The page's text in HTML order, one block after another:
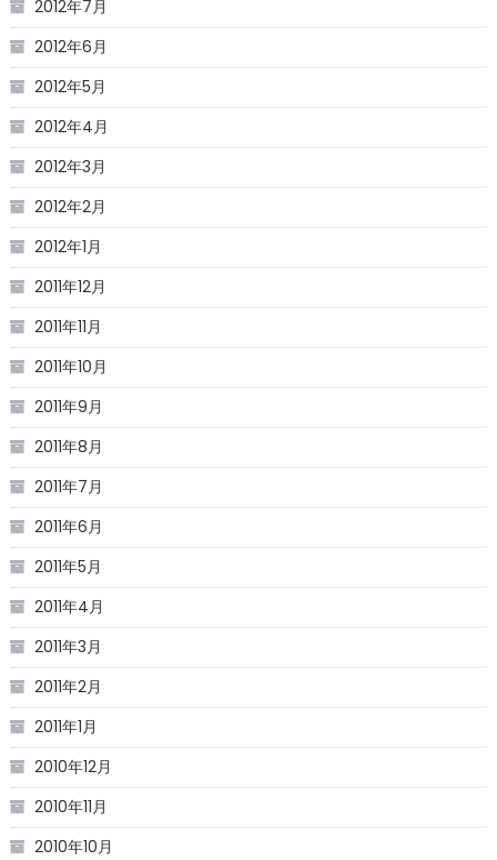
2012年7月
2012年6月
2012年5月
2012年4月
2012年3月
2012年2月
2012年1月
2011年12月
2011年11月
2011年10月
2011年9月
2011年8月
2011年7月
2011年6月
2011年5月
2011年4月
2011年3月
2011年2月
2011年1月
2010年12月
2010年11月
2010年10月